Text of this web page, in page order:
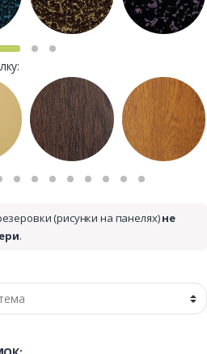
(рисунки на панелях)не
.